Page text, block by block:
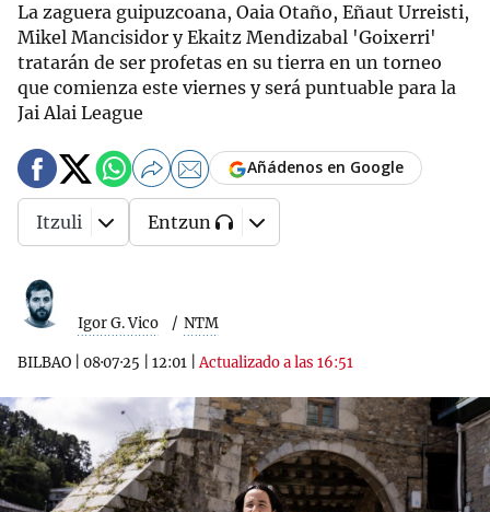
La zaguera guipuzcoana, Oaia Otaño, Eñaut Urreisti,
Mikel Mancisidor y Ekaitz Mendizabal 'Goixerri'
tratarán de ser profetas en su tierra en un torneo
que comienza este viernes y será puntuable para la
Jai Alai League
Igor G. Vico NTM
BILBAO 08·07·25 12:01 |Actualizado a las 16:51
Añádenos en Google
Itzuli Entzun